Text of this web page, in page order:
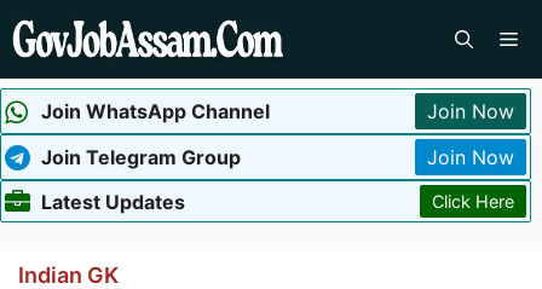
Skip
to
Join WhatsApp Channel
Join Now
Join Telegram Group
Join Now
Latest Updates
Click Here
Indian GK